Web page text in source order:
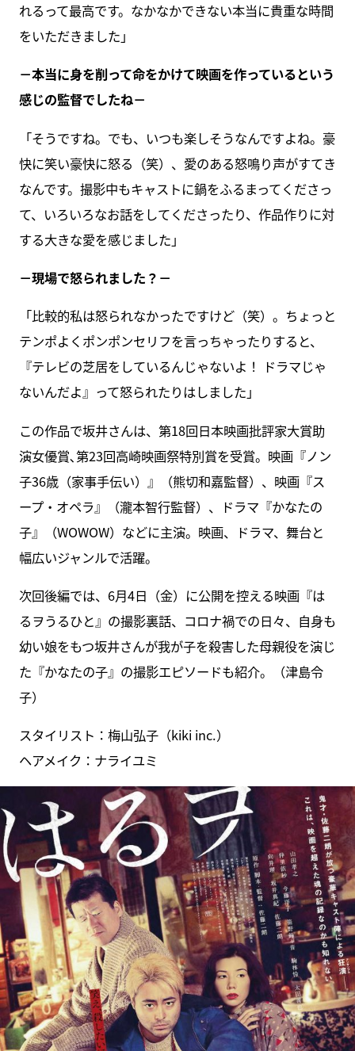
れるって最高です。なかなかできない本当に貴重な時間
をいただきました」
－本当に身を削って命をかけて映画を作っているという
感じの監督でしたね－
「そうですね。でも、いつも楽しそうなんですよね。豪
快に笑い豪快に怒る（笑）、愛のある怒鳴り声がすてき
なんです。撮影中もキャストに鍋をふるまってくださっ
て、いろいろなお話をしてくださったり、作品作りに対
する大きな愛を感じました」
－現場で怒られました？－
「比較的私は怒られなかったですけど（笑）。ちょっと
テンポよくポンポンセリフを言っちゃったりすると、
『テレビの芝居をしているんじゃないよ！ ドラマじゃ
ないんだよ』って怒られたりはしました」
この作品で坂井さんは、第18回日本映画批評家大賞助
演女優賞､第23回高崎映画祭特別賞を受賞。映画『ノン
子36歳（家事手伝い）』（熊切和嘉監督）、映画『ス
ープ・オペラ』（瀧本智行監督）、ドラマ『かなたの
子』（WOWOW）などに主演。映画、ドラマ、舞台と
幅広いジャンルで活躍。
次回後編では、6月4日（金）に公開を控える映画『は
るヲうるひと』の撮影裏話、コロナ禍での日々、自身も
幼い娘をもつ坂井さんが我が子を殺害した母親役を演じ
た『かなたの子』の撮影エピソードも紹介。（津島令
子）
スタイリスト：梅山弘子（kiki inc.）
ヘアメイク：ナライユミ